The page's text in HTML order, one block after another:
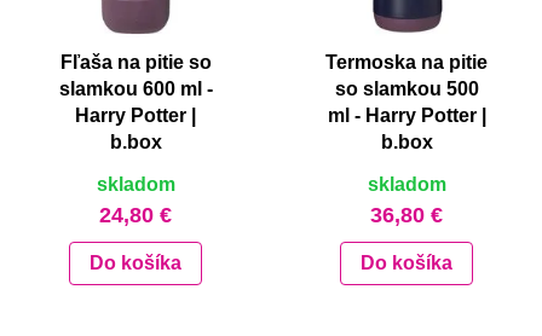
Fľaša na pitie so
slamkou 600 ml -
Harry Potter |
b.box
skladom
24,80 €
Do košíka
Termoska na pitie
so slamkou 500
ml - Harry Potter |
b.box
skladom
36,80 €
Do košíka